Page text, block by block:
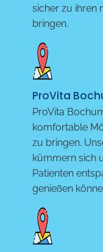
sicher zu ihren
bringen.
ProVita
ProVita
komfortable
zu bringen.
kümmern sich
Patienten
genießen